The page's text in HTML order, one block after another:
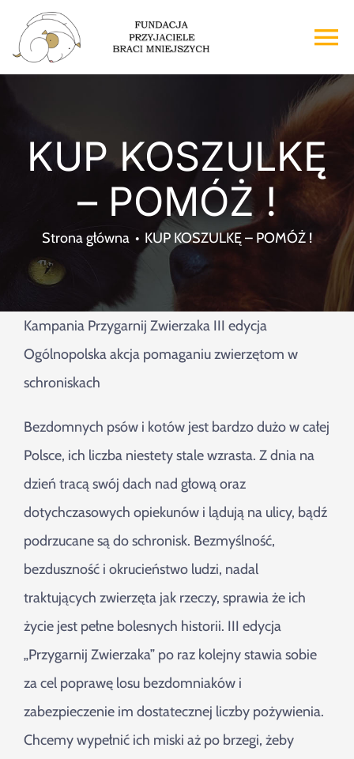
Przejdź
zawartości
O nas
Wsparcie
Kontakt
Szukaj
KUP KOSZULKĘ
– POMÓŻ !
Strona główna KUP KOSZULKĘ – POMÓŻ !
Kampania Przygarnij Zwierzaka III edycja
Ogólnopolska akcja pomaganiu zwierzętom w
schroniskach
Bezdomnych psów i kotów jest bardzo dużo w całej
Polsce, ich liczba niestety stale wzrasta. Z dnia na
dzień tracą swój dach nad głową oraz
dotychczasowych opiekunów i lądują na ulicy, bądź
podrzucane są do schronisk. Bezmyślność,
bezduszność i okrucieństwo ludzi, nadal
traktujących zwierzęta jak rzeczy, sprawia że ich
życie jest pełne bolesnych historii. III edycja
„Przygarnij Zwierzaka” po raz kolejny stawia sobie
za cel poprawę losu bezdomniaków i
zabezpieczenie im dostatecznej liczby pożywienia.
Chcemy wypełnić ich miski aż po brzegi, żeby